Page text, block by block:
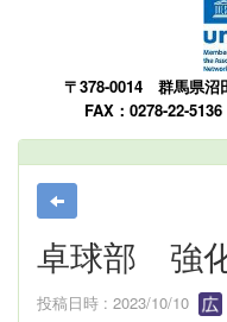
〒378-0014 群馬県沼
FAX：0278-22-5136
卓球部 強
投稿日時 : 2023/10/10